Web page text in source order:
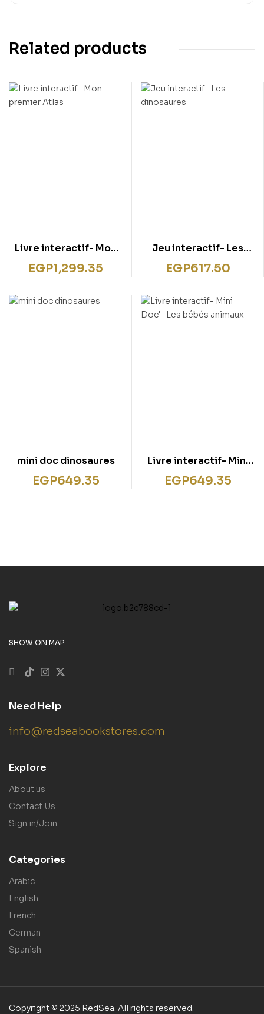
Related products
Livre interactif- Mon
premier Atlas
EGP1,299.35
Jeu interactif- Les
dinosaures
EGP617.50
mini doc dinosaures
EGP649.35
Livre interactif- Mini
Doc’- Les bébés
EGP649.35
SHOW ON MAP
Need Help
info@redseabookstores.com
Explore
About us
Contact Us
Sign in/Join
Categories
Arabic
English
French
German
Spanish
Copyright © 2025 RedSea. All rights reserved.